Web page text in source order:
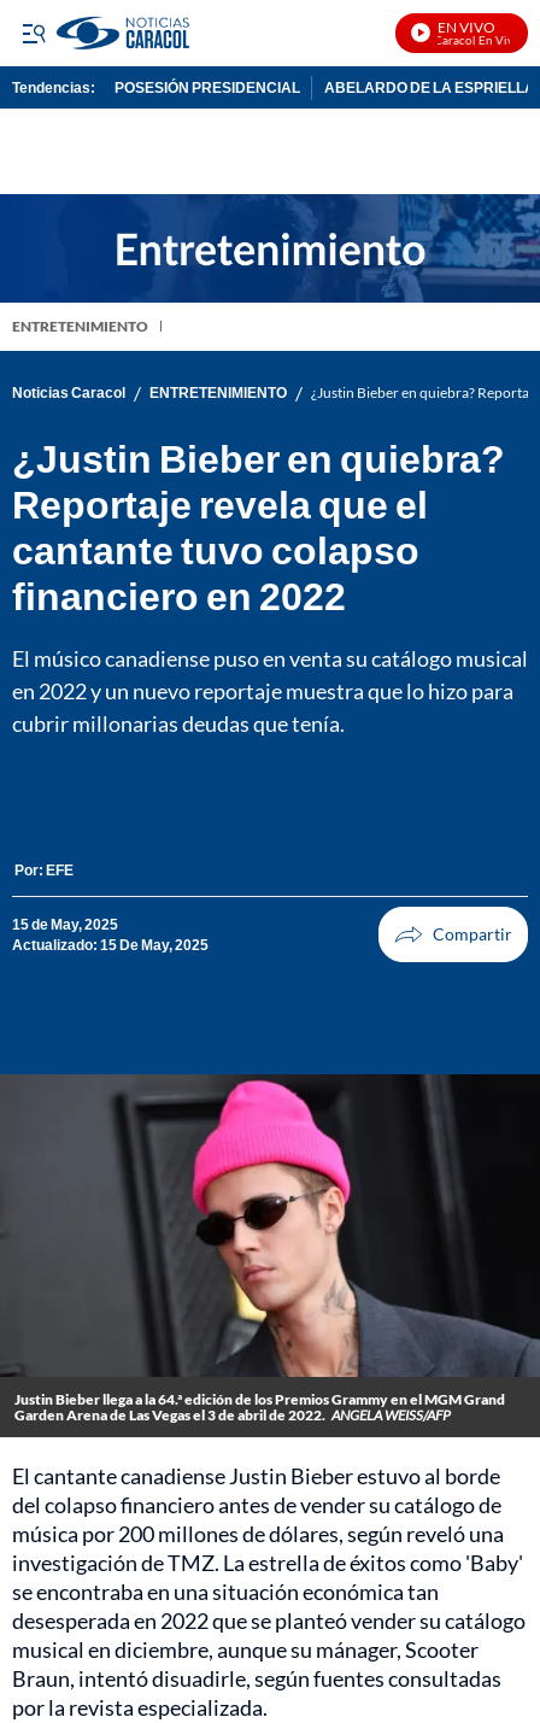
EN VIVO
Noticias Caracol En Vivo
Tendencias: POSESIÓN PRESIDENCIAL ABELARDO DE LA ESPRIELLA
ENTRETENIMIENTO
Noticias Caracol / ENTRETENIMIENTO / ¿Justin Bieber en quiebra?
¿Justin Bieber en quiebra?
Reportaje revela que el
cantante tuvo colapso
financiero en 2022
El músico canadiense puso en venta su catálogo musical
en 2022 y un nuevo reportaje muestra que lo hizo para
cubrir millonarias deudas que tenía.
Por: EFE
15 de May, 2025
Actualizado: 15 De May, 2025
Justin Bieber llega a la 64.ª edición de los Premios Grammy en el MGM Grand
Garden Arena de Las Vegas el 3 de abril de 2022. ANGELA WEISS/AFP
El cantante canadiense Justin Bieber estuvo al borde
del colapso financiero antes de vender su catálogo de
música por 200 millones de dólares, según reveló una
investigación de TMZ. La estrella de éxitos como 'Baby'
se encontraba en una situación económica tan
desesperada en 2022 que se planteó vender su catálogo
musical en diciembre, aunque su mánager, Scooter
Braun, intentó disuadirle, según fuentes consultadas
por la revista especializada.